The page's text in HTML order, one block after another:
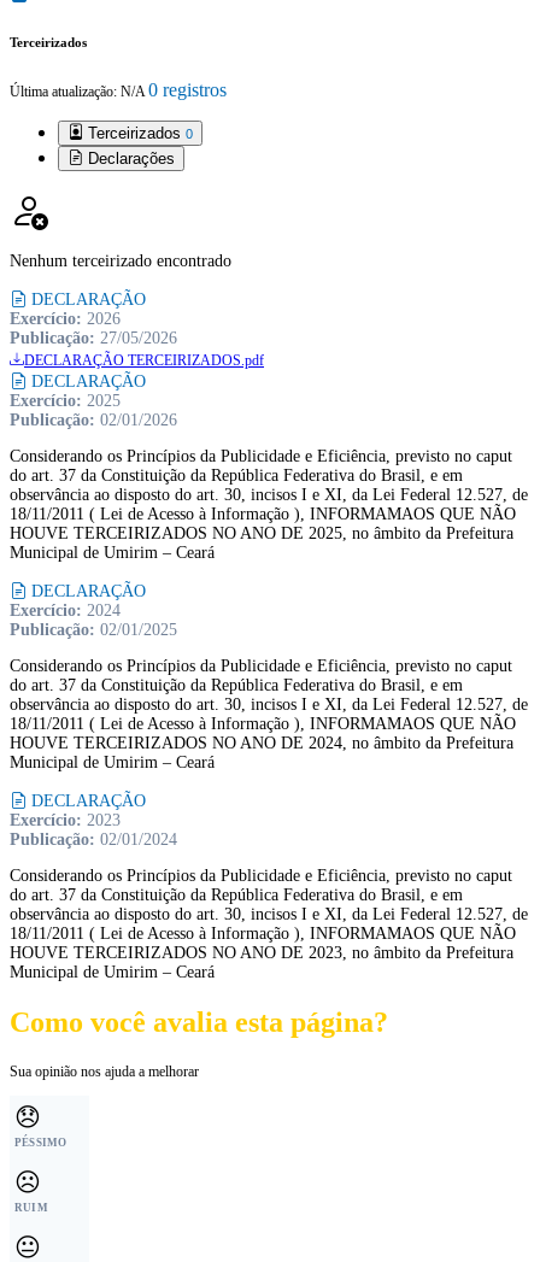
Terceirizados
Última atualização: N/A 0 registros
Terceirizados 0
Declarações
Nenhum terceirizado encontrado
DECLARAÇÃO
Exercício: 2026
Publicação: 27/05/2026
DECLARAÇÃO TERCEIRIZADOS.pdf
DECLARAÇÃO
Exercício: 2025
Publicação: 02/01/2026
Considerando os Princípios da Publicidade e Eficiência, previsto no caput
do art. 37 da Constituição da República Federativa do Brasil, e em
observância ao disposto do art. 30, incisos I e XI, da Lei Federal 12.527, de
18/11/2011 ( Lei de Acesso à Informação ), INFORMAMAOS QUE NÃO
HOUVE TERCEIRIZADOS NO ANO DE 2025, no âmbito da Prefeitura
Municipal de Umirim – Ceará
DECLARAÇÃO
Exercício: 2024
Publicação: 02/01/2025
Considerando os Princípios da Publicidade e Eficiência, previsto no caput
do art. 37 da Constituição da República Federativa do Brasil, e em
observância ao disposto do art. 30, incisos I e XI, da Lei Federal 12.527, de
18/11/2011 ( Lei de Acesso à Informação ), INFORMAMAOS QUE NÃO
HOUVE TERCEIRIZADOS NO ANO DE 2024, no âmbito da Prefeitura
Municipal de Umirim – Ceará
DECLARAÇÃO
Exercício: 2023
Publicação: 02/01/2024
Considerando os Princípios da Publicidade e Eficiência, previsto no caput
do art. 37 da Constituição da República Federativa do Brasil, e em
observância ao disposto do art. 30, incisos I e XI, da Lei Federal 12.527, de
18/11/2011 ( Lei de Acesso à Informação ), INFORMAMAOS QUE NÃO
HOUVE TERCEIRIZADOS NO ANO DE 2023, no âmbito da Prefeitura
Municipal de Umirim – Ceará
Como você avalia esta página?
Sua opinião nos ajuda a melhorar
😞
PÉSSIMO
☹️
RUIM
😐